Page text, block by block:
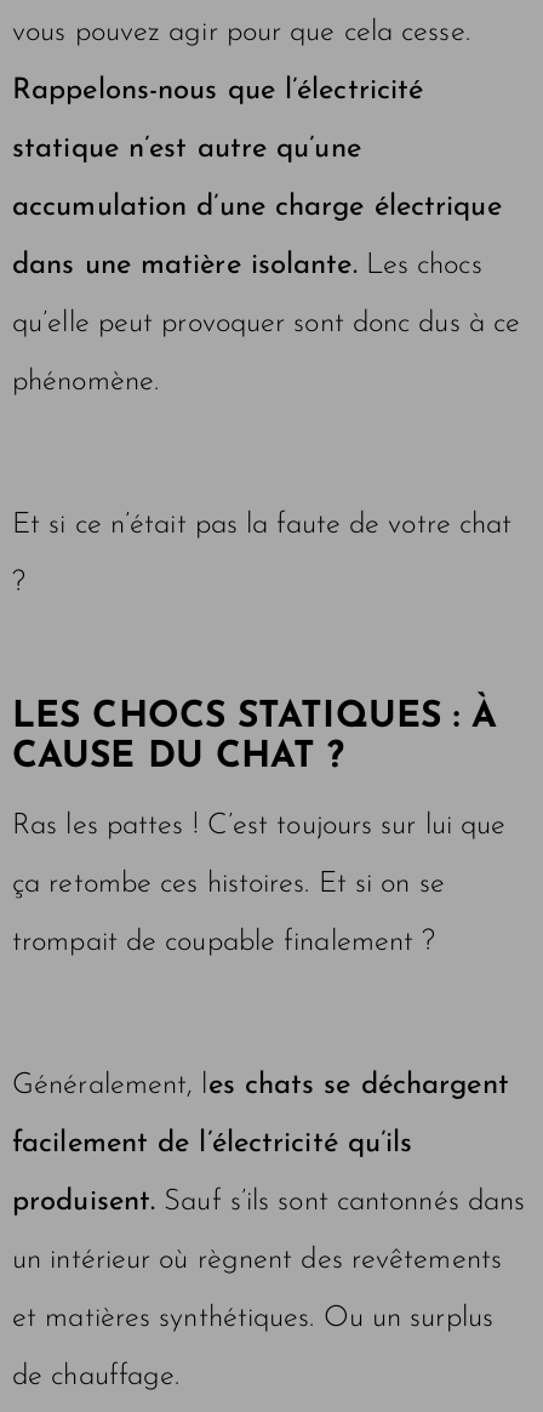
vous pouvez agir pour que cela cesse.
Rappelons-nous que l’électricité
statique n’est autre qu’une
accumulation d’une charge électrique
dans une matière isolante.Les chocs
qu’elle peut provoquer sont donc dus à ce
phénomène.
Et si ce n’était pas la faute de votre chat
?
LES CHOCS STATIQUES : À
CAUSE DU CHAT ?
Ras les pattes ! C’est toujours sur lui que
ça retombe ces histoires. Et si on se
trompait de coupable finalement ?
Généralement, les chats se déchargent
facilement de l’électricité qu’ils
produisent. Sauf s’ils sont cantonnés dans
un intérieur où règnent des revêtements
et matières synthétiques. Ou un surplus
de chauffage.